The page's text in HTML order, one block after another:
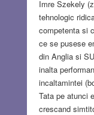
Imre Szekely
tehnologic
competenta si
ce se pusese
din Anglia si
inalta
incaltamintei
Tata pe atunci
crescand